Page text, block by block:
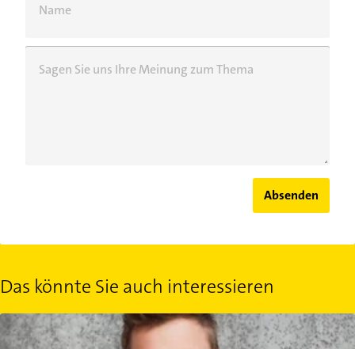
Name
Sagen Sie uns Ihre Meinung zum Thema
Absenden
Das könnte Sie auch interessieren
Die besten Taschengeld-Tipps